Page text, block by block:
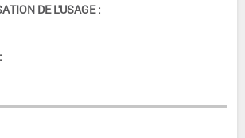
DE L'USAGE :